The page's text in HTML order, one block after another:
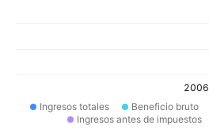
2006
Ingresos totales
Beneficio bruto
Ingresos antes de impuestos